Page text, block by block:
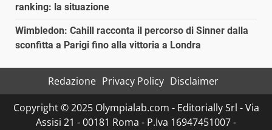
ranking: la situazione
Wimbledon: Cahill racconta il percorso di Sinner dalla
sconfitta a Parigi fino alla vittoria a Londra
Redazione Privacy Policy Disclaimer
Copyright © 2025 Olympialab.com - Editorially Srl - Via
Assisi 21 - 00181 Roma - P.Iva 16947451007 -